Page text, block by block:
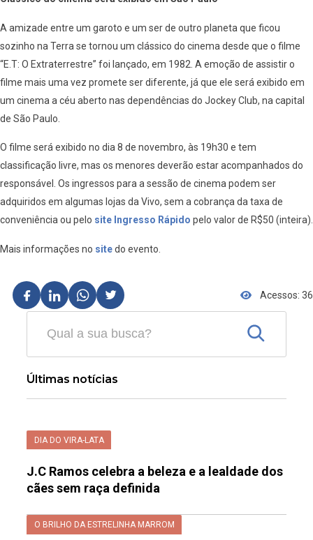
A amizade entre um garoto e um ser de outro planeta que ficou
sozinho na Terra se tornou um clássico do cinema desde que o filme
“E.T: O Extraterrestre” foi lançado, em 1982. A emoção de assistir o
filme mais uma vez promete ser diferente, já que ele será exibido em
um cinema a céu aberto nas dependências do Jockey Club, na capital
de São Paulo.
O filme será exibido no dia 8 de novembro, às 19h30 e tem
classificação livre, mas os menores deverão estar acompanhados do
responsável. Os ingressos para a sessão de cinema podem ser
adquiridos em algumas lojas da Vivo, sem a cobrança da taxa de
conveniência ou pelo site Ingresso Rápido pelo valor de R$50 (inteira).
Mais informações no sitedo evento.
Acessos: 36
Últimas notícias
DIA DO VIRA-LATA
J.C Ramos celebra a beleza e a lealdade dos
cães sem raça definida
O BRILHO DA ESTRELINHA MARROM